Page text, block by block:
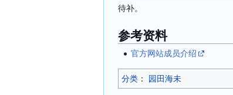
待补。
参考资料
官方网站成员介绍
分类 ：​ 园田海未